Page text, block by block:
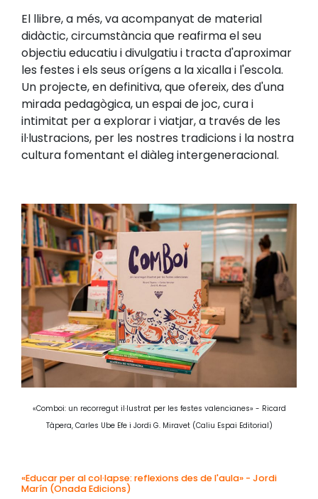
El llibre, a més, va acompanyat de material
didàctic, circumstància que reafirma el seu
objectiu educatiu i divulgatiu i tracta d'aproximar
les festes i els seus orígens a la xicalla i l'escola.
Un projecte, en definitiva, que ofereix, des d'una
mirada pedagògica, un espai de joc, cura i
intimitat per a explorar i viatjar, a través de les
il·lustracions, per les nostres tradicions i la nostra
cultura fomentant el diàleg intergeneracional.
«Comboi: un recorregut il·lustrat per les festes valencianes» - Ricard
Tàpera, Carles Ube Efe i Jordi G. Miravet (Caliu Espai Editorial)
«Educar per al col·lapse: reflexions des de l'aula» - Jordi
Marín (Onada Edicions)